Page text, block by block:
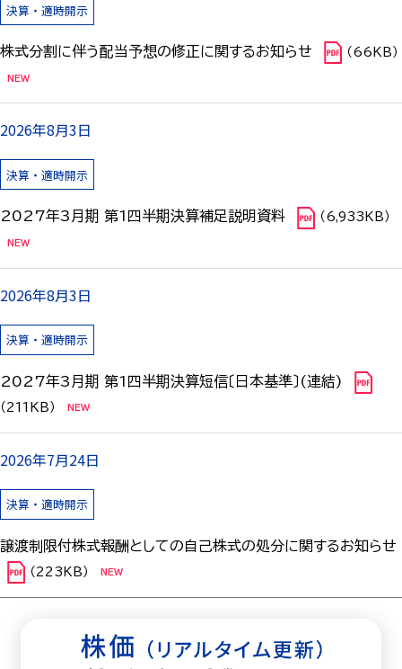
決算・適時開示
株式分割に伴う配当予想の修正に関するお知らせ （66KB）
2026年8月3日
決算・適時開示
2027年3月期 第1四半期決算補足説明資料 （6,933KB）
2026年8月3日
決算・適時開示
2027年3月期 第1四半期決算短信〔日本基準〕(連結)
（211KB）
2026年7月24日
決算・適時開示
譲渡制限付株式報酬としての自己株式の処分に関するお知らせ
（223KB）